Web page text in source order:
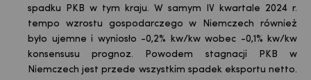
spadku PKB w tym kraju. W samym IV kwartale 2024 r.
tempo wzrostu gospodarczego w Niemczech również
było ujemne i wyniosło -0,2% kw/kw wobec -0,1% kw/kw
konsensusu prognoz. Powodem stagnacji PKB w
Niemczech jest przede wszystkim spadek eksportu netto.